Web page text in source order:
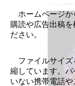
ホームページ
購読や広告出稿
ださい。
ファイルサイ
縮しています。
いない携帯電話